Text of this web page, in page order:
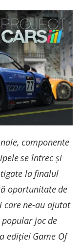
componente
se întrec și
la finalul
oportunitate de
ne-au ajutat
popular joc de
ediției Game Of